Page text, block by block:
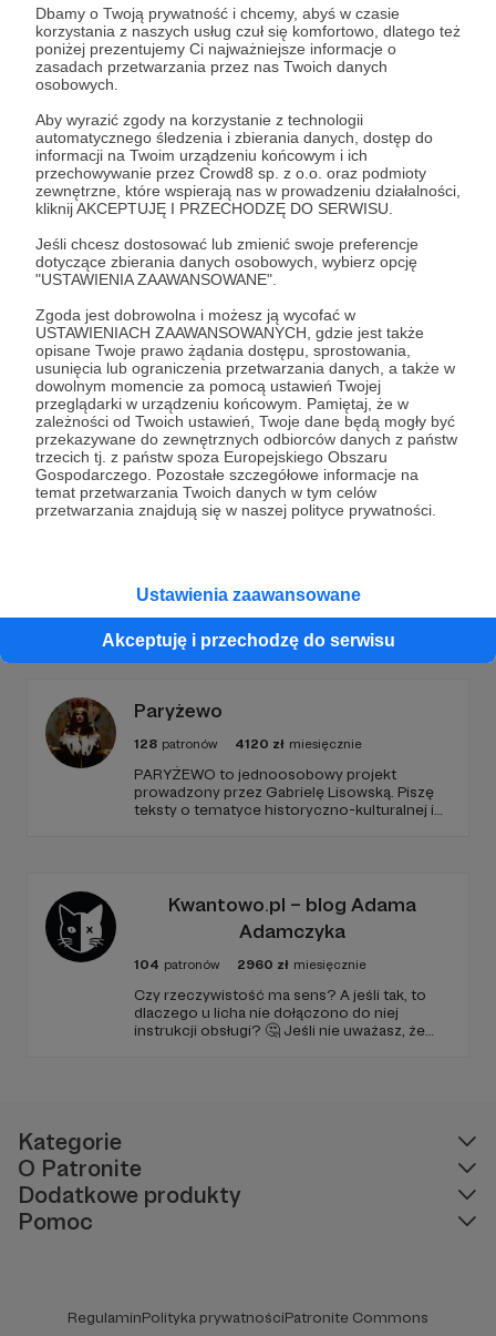
Dbamy o Twoją prywatność i chcemy, abyś w czasie
korzystania z naszych usług czuł się komfortowo, dlatego też
poniżej prezentujemy Ci najważniejsze informacje o
zasadach przetwarzania przez nas Twoich danych
osobowych.
Aby wyrazić zgody na korzystanie z technologii
automatycznego śledzenia i zbierania danych, dostęp do
informacji na Twoim urządzeniu końcowym i ich
przechowywanie przez Crowd8 sp. z o.o. oraz podmioty
zewnętrzne, które wspierają nas w prowadzeniu działalności,
kliknij AKCEPTUJĘ I PRZECHODZĘ DO SERWISU.
Jeśli chcesz dostosować lub zmienić swoje preferencje
dotyczące zbierania danych osobowych, wybierz opcję
"USTAWIENIA ZAAWANSOWANE".
Zgoda jest dobrowolna i możesz ją wycofać w
USTAWIENIACH ZAAWANSOWANYCH, gdzie jest także
opisane Twoje prawo żądania dostępu, sprostowania,
usunięcia lub ograniczenia przetwarzania danych, a także w
dowolnym momencie za pomocą ustawień Twojej
przeglądarki w urządzeniu końcowym. Pamiętaj, że w
zależności od Twoich ustawień, Twoje dane będą mogły być
przekazywane do zewnętrznych odbiorców danych z państw
trzecich tj. z państw spoza Europejskiego Obszaru
Gospodarczego. Pozostałe szczegółowe informacje na
temat przetwarzania Twoich danych w tym celów
przetwarzania znajdują się w naszej polityce prywatności.
Ustawienia zaawansowane
Akceptuję i przechodzę do serwisu
the perfect opportunity for you! Join this #HerStory
project and together with an expert create your own
mobile application and release it into the world! No
programming skills needed!
#gfr #girlpower #girlsfutureready +5
Dołącz do grona Patronów!
Wesprzyj działalność AutoraFundacja Girls Future
Readyjuż teraz!
Zostań Patronem
Promowani autorzy
Paryżewo
128 patronów 4120 zł miesięcznie
PARYŻEWO to jednoosobowy projekt
prowadzony przez Gabrielę Lisowską. Piszę
teksty o tematyce historyczno-kulturalnej i
Kwantowo.pl – blog Adama
Adamczyka
104 patronów 2960 zł miesięcznie
Czy rzeczywistość ma sens? A jeśli tak, to
dlaczego u licha nie dołączono do niej
instrukcji obsługi? 🤔 Jeśli nie uważasz, że
Kategorie
O Patronite
Dodatkowe produkty
Pomoc
RegulaminPolityka prywatnościPatronite Commons